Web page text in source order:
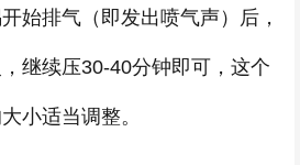
始排气（即发出喷气声）后，
继续压30-40分钟即可，这个
小适当调整。